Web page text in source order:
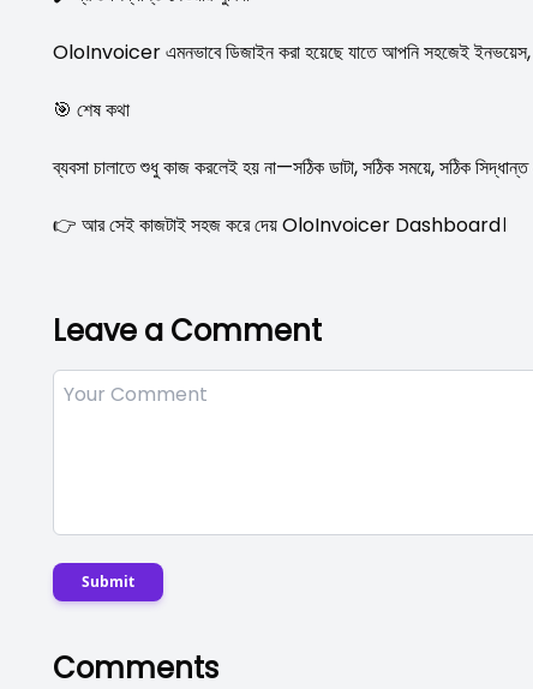
OloInvoicer এমনভাবে ডিজাইন করা হয়েছে যাতে আপনি সহজেই ইনভয়েস,
🎯 শেষ কথা
ব্যবসা চালাতে শুধু কাজ করলেই হয় না—সঠিক ডাটা, সঠিক সময়ে, সঠিক
👉 আর সেই কাজটাই সহজ করে দেয় OloInvoicer Dashboard।
Leave a Comment
Submit
Comments